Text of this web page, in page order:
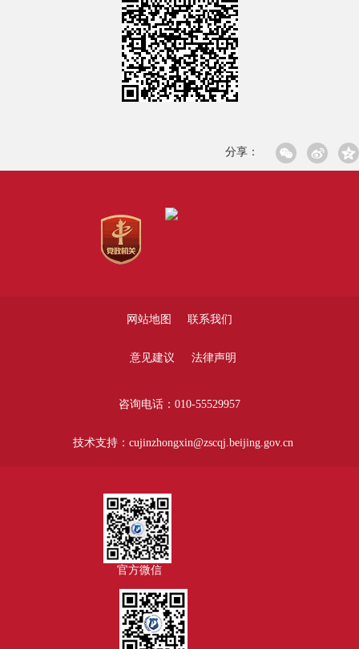
分享：
网站地图 联系我们
意见建议 法律声明
咨询电话：010-55529957
技术支持：cujinzhongxin@zscqj.beijing.gov.cn
官方微信